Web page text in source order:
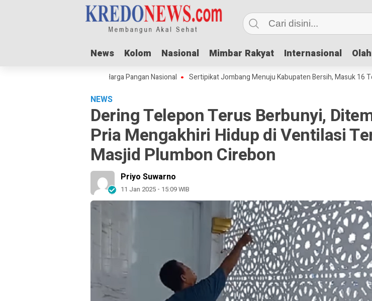
News Kolom Nasional Mimbar Rakyat Internasional
News Kolom Nasional Mimbar Rakyat Internasional
Adha Dorong Lonjakan Harga Pangan Nasional Sertipikat Jombang Menuju Kabupaten Bersih, Masuk 16 Terbaik
NEWS
Dering Telepon Terus Berbunyi,
Pria Mengakhiri Hidup di Ventilasi
Masjid Plumbon Cirebon
Priyo Suwarno
11 Jan 2025 - 15:09 WIB